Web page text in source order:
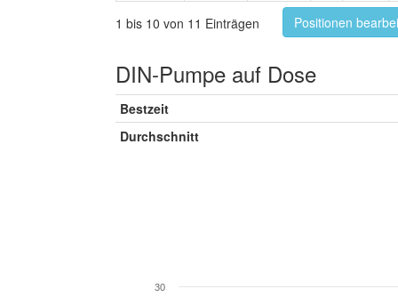
1 bis 10 von 11 Einträgen Positionen
DIN-Pumpe auf Dose
Bestzeit
Durchschnitt
30